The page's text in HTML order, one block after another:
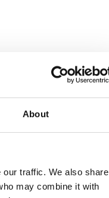
About
traffic. We also share
may combine it with